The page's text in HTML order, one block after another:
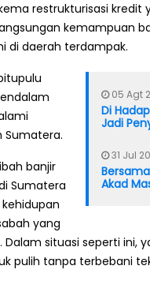
restrukturisasi
kemampuan
di daerah terdampak.
05 Agt
Di
Jadi
31 Jul
Akad
Sumatera.
banjir
Sumatera
yang
Dalam situasi seperti ini,
pulih tanpa terbebani